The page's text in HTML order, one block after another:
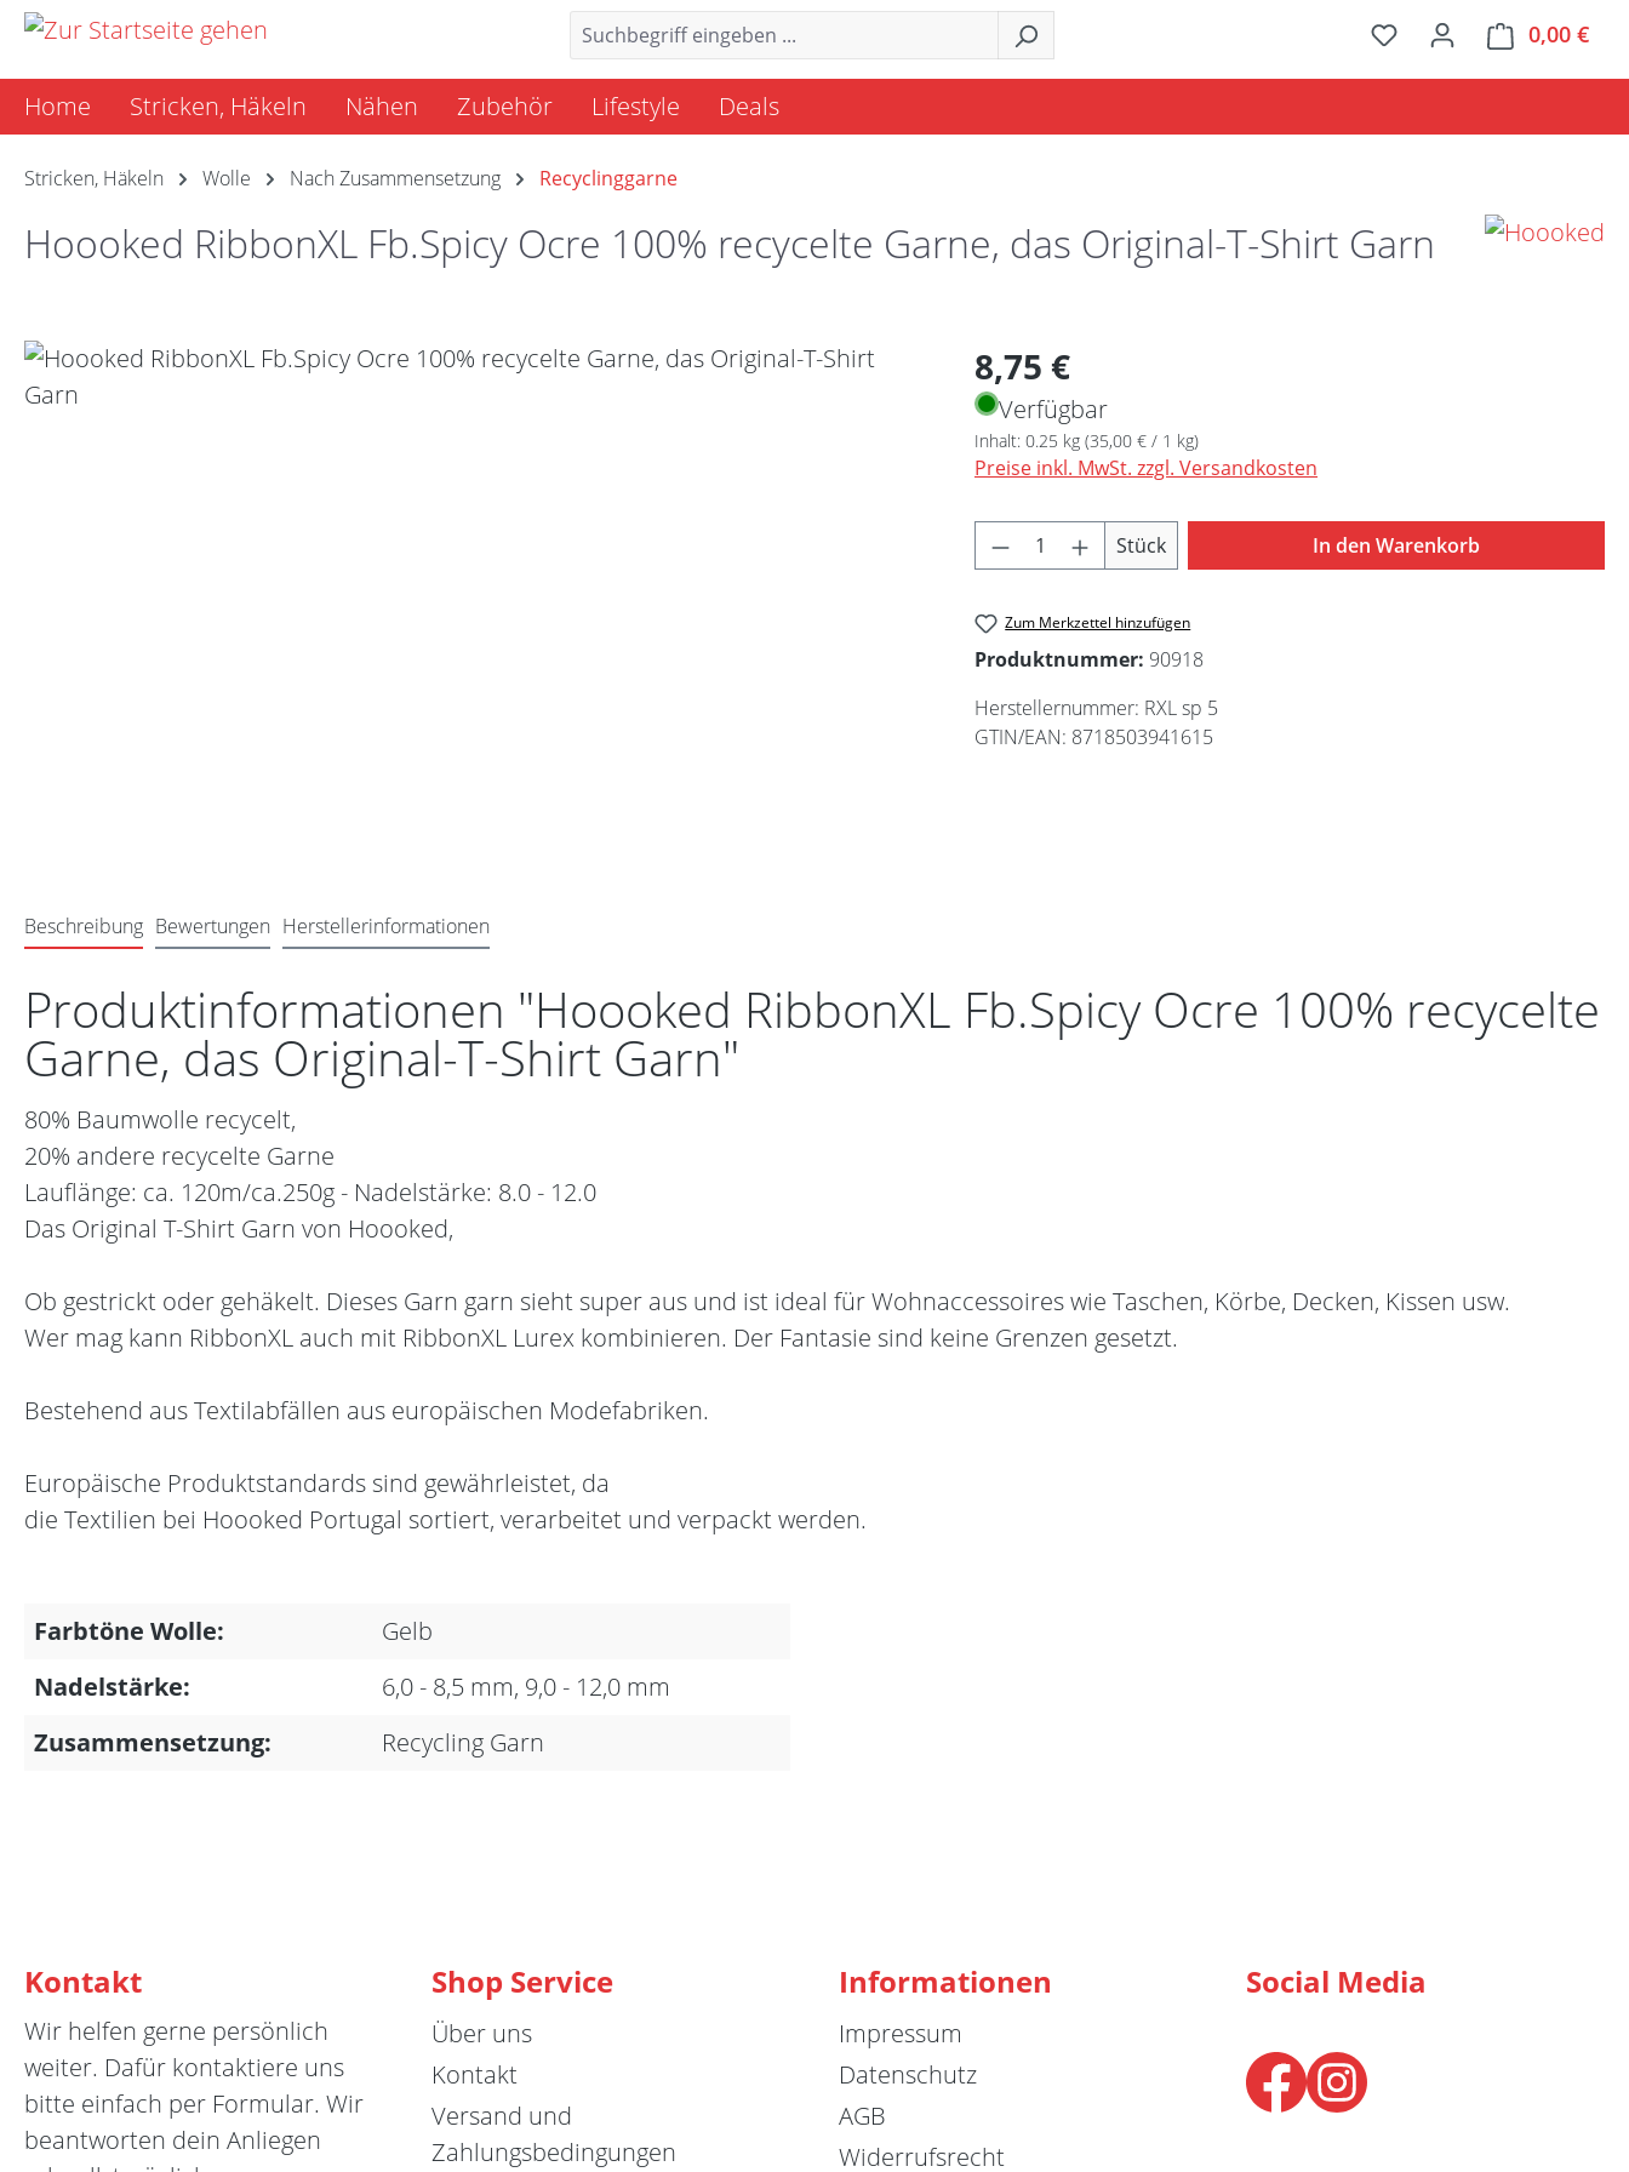
Hauptinhalt springen
Zur Suche springen
Zur Hauptnavigation springen 0,00 €
Home Stricken, Häkeln Nähen Zubehör Lifestyle Deals
Stricken, Häkeln Wolle Nach Zusammensetzung Recyclinggarne
Hoooked RibbonXL Fb.Spicy Ocre 100% recycelte Garne, das Original-T-Shirt Garn
Bildergalerie überspringen Regulärer Preis:
8,75 €
Verfügbar
Inhalt: 0.25 kg (35,00 € / 1 kg)
Preise inkl. MwSt. zzgl. Versandkosten
Produkt Anzahl: Gib den gewünschten Wert ein
Stück In den Warenkorb
Zum Merkzettel hinzufügen
Produktnummer: 90918
Herstellernummer: RXL sp 5
GTIN/EAN: 8718503941615
Beschreibung Bewertungen Herstellerinformationen
Produktinformationen "Hoooked RibbonXL Fb.Spicy Ocre 100% recycelte
Garne, das Original-T-Shirt Garn"
80% Baumwolle recycelt,
20% andere recycelte Garne
Lauflänge: ca. 120m/ca.250g - Nadelstärke: 8.0 - 12.0
Das Original T-Shirt Garn von Hoooked,
Ob gestrickt oder gehäkelt. Dieses Garn garn sieht super aus und ist ideal für Wohnaccessoires wie Taschen, Körbe, Decken, Kissen usw.
Wer mag kann RibbonXL auch mit RibbonXL Lurex kombinieren. Der Fantasie sind keine Grenzen gesetzt.
Bestehend aus Textilabfällen aus europäischen Modefabriken.
Europäische Produktstandards sind gewährleistet, da
die Textilien bei Hoooked Portugal sortiert, verarbeitet und verpackt werden.
Farbtöne Wolle:
Gelb
Nadelstärke:
6,0 - 8,5 mm, 9,0 - 12,0 mm
Zusammensetzung:
Recycling Garn
Kontakt
Wir helfen gerne persönlich
weiter. Dafür kontaktiere uns
bitte einfach per Formular. Wir
beantworten dein Anliegen
Shop Service
Über uns
Kontakt
Versand und
Zahlungsbedingungen
Informationen
Impressum
Datenschutz
AGB
Widerrufsrecht
Social Media